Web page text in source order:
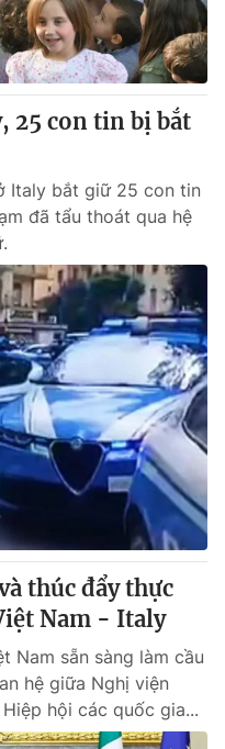
25 con tin bị bắt
Italy bắt giữ 25 con tin
đã tẩu thoát qua hệ
thúc đẩy thực
Nam - Italy
Nam sẵn sàng làm cầu
hệ giữa Nghị viện
hội các quốc gia...